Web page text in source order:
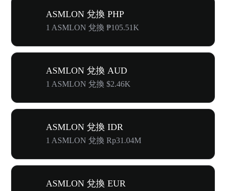
ASMLON 兌換 PHP
1 ASMLON 兌換 ₱105.51K
ASMLON 兌換 AUD
1 ASMLON 兌換 $2.46K
ASMLON 兌換 IDR
1 ASMLON 兌換 Rp31.04M
ASMLON 兌換 EUR